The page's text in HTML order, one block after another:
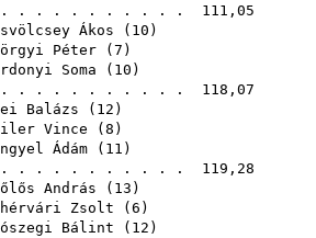
. . . . . . . . . . . . 111,05
Ákos ( 10 )
Péter ( 7 )
Soma ( 10 )
. . . . . . . . . . . . 118,07
Balázs ( 12 )
Vince ( 8 )
Ádám ( 11 )
. . . . . . . . . . . . 119,28
András ( 13 )
Zsolt ( 6 )
Bálint ( 12 )